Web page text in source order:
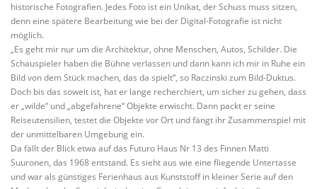
historische Fotografien. Jedes Foto ist ein Unikat, der Schuss muss sitzen,
denn eine spätere Bearbeitung wie bei der Digital-Fotografie ist nicht
möglich.
„Es geht mir nur um die Architektur, ohne Menschen, Autos, Schilder. Die
Schauspieler haben die Bühne verlassen und dann kann ich mir in Ruhe ein
Bild von dem Stück machen, das da spielt“, so Raczinski zum Bild-Duktus.
Doch bis das soweit ist, hat er lange recherchiert, um sicher zu gehen, dass
er „wilde“ und „abgefahrene“ Objekte erwischt. Dann packt er seine
Reiseutensilien, testet die Objekte vor Ort und fängt ihr Zusammenspiel mit
der unmittelbaren Umgebung ein.
Da fällt der Blick etwa auf das Futuro Haus Nr 13 des Finnen Matti
Suuronen, das 1968 entstand. Es sieht aus wie eine fliegende Untertasse
und war als günstiges Ferienhaus aus Kunststoff in kleiner Serie auf den